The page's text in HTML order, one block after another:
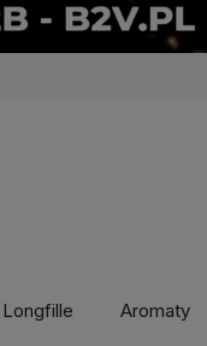
Longfille Aromaty